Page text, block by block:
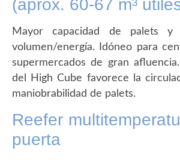
(aprox. 60-67 m³
Mayor capacidad de palets y
volumen/energía. Idóneo para
supermercados de gran
del High Cube favorece la
maniobrabilidad de palets.
Reefer
puerta